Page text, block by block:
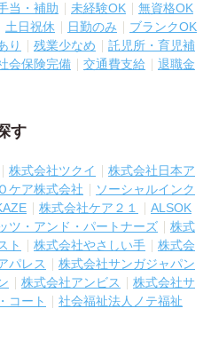
当・補助 未経験OK
無資格OK
土日祝休 日勤のみ
ブランクOK
り
残業少なめ
託児所・育児補
会保険完備 交通費支給
退職金
す
株式会社ツクイ
株式会社日本ア
ケア株式会社
ソーシャルインク
株式会社ケア２１
ALSOK
ツ・アンド・パートナーズ
株式
ト 株式会社やさしい手
株式会
パレス
株式会社サンガジャパン
株式会社アンビス
株式会社サ
コート
社会福祉法人ノテ福祉